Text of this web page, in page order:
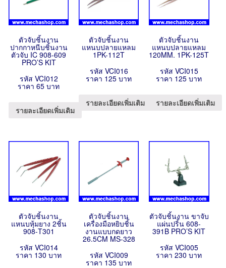
ตัวจับชิ้นงาน
ปากกาหนีบชิ้นงาน
ตัวจับ IC 908-609
PRO’S KIT
รหัส VCI012
ราคา 65 บาท
รายละเอียดเพิ่มเติม
ตัวจับชิ้นงาน
แหนบปลายแหลม
1PK-112T
รหัส VCI016
ราคา 125 บาท
รายละเอียดเพิ่มเติม
ตัวจับชิ้นงาน
แหนบปลายแหลม
120MM. 1PK-125T
รหัส VCI015
ราคา 125 บาท
รายละเอียดเพิ่มเติม
ตัวจับชิ้นงาน
แหนบหุ้มยาง 2ชิ้น
908-T301
รหัส VCI014
ราคา 130 บาท
ตัวจับชิ้นงาน
เครื่องมือหยิบชิ้น
งานแบบกดยาว
26.5CM MS-328
รหัส VCI009
ราคา 135 บาท
ตัวจับชิ้นงาน ขาจับ
แผ่นปริ้น 608-
391B PRO’S KIT
รหัส VCI005
ราคา 230 บาท